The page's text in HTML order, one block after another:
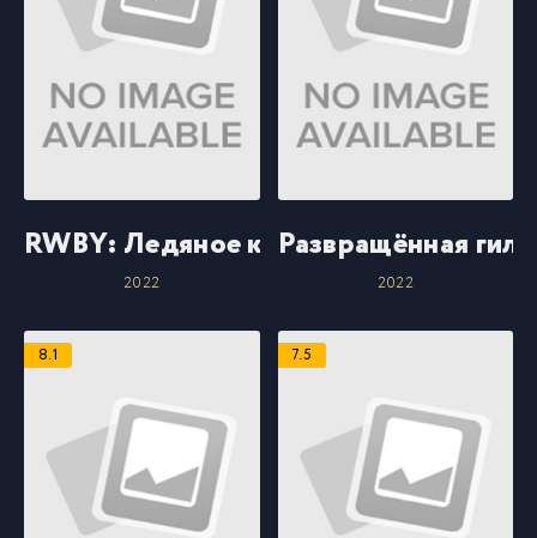
RWBY: Ледяное королевство
2022
Развращённая
2022
8.1 7.5